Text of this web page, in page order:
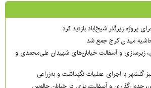
میدان کرج جمع شد
زیرسازی و آسفالت خیابان‌های شهیدان علی‌محمدی و
گلشهر با اجرای عملیات نگهداشت و به‌زراعی